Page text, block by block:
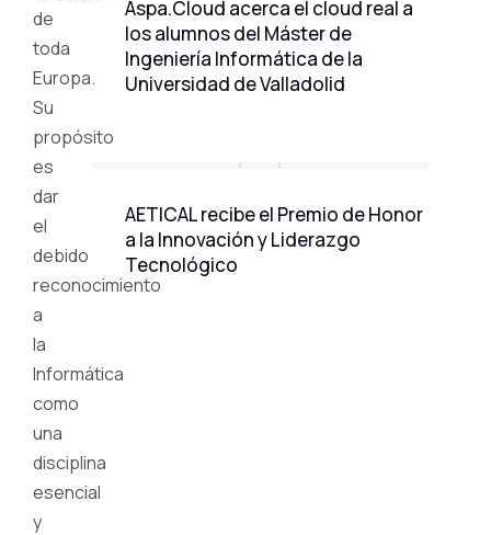
de
toda
Europa.
Su
propósito
es
dar
el
debido
reconocimiento
a
la
Informática
como
una
disciplina
esencial
y
Aspa.Cloud acerca el cloud real a
los alumnos del Máster de
Ingeniería Informática de la
Universidad de Valladolid
AETICAL recibe el Premio de Honor
a la Innovación y Liderazgo
Tecnológico